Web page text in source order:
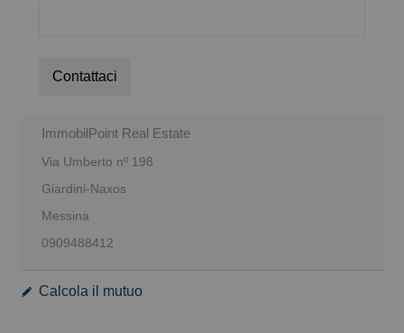
Contattaci
ImmobilPoint Real Estate
Via Umberto nº 198
Giardini-Naxos
Messina
0909488412
Calcola il mutuo